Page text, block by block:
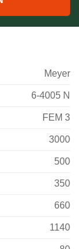
Meyer
6-4005 N
FEM 3
3000
500
350
660
1140